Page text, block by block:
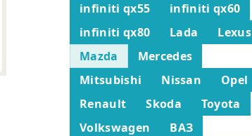
infiniti qx55
infiniti qx60
infiniti qx80
Lada
Lexus
Mazda
Mercedes
Mitsubishi
Nissan
Opel
Renault
Skoda
Toyota
Volkswagen
ВАЗ